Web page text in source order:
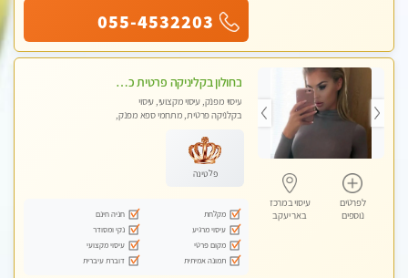
055-4532203
לפרטים
נוספים
עיסוי במרכז
באר יעקב
בחולון בקליניקה פרטית כל סוגי העיסויים מעסה מקצועית ואיכותית פרטי!!
עיסוי מפנק, עיסוי מקצועי, עיסוי
בקלניקה פרטית, מתחמי ספא מפנק,
פלטינה
מקלחת
חניה חינם
עיסוי מרגיע
נקי ומסודר
מקום פרטי
עיסוי מקצועי
תמונה אמיתית
דוברת עיברית